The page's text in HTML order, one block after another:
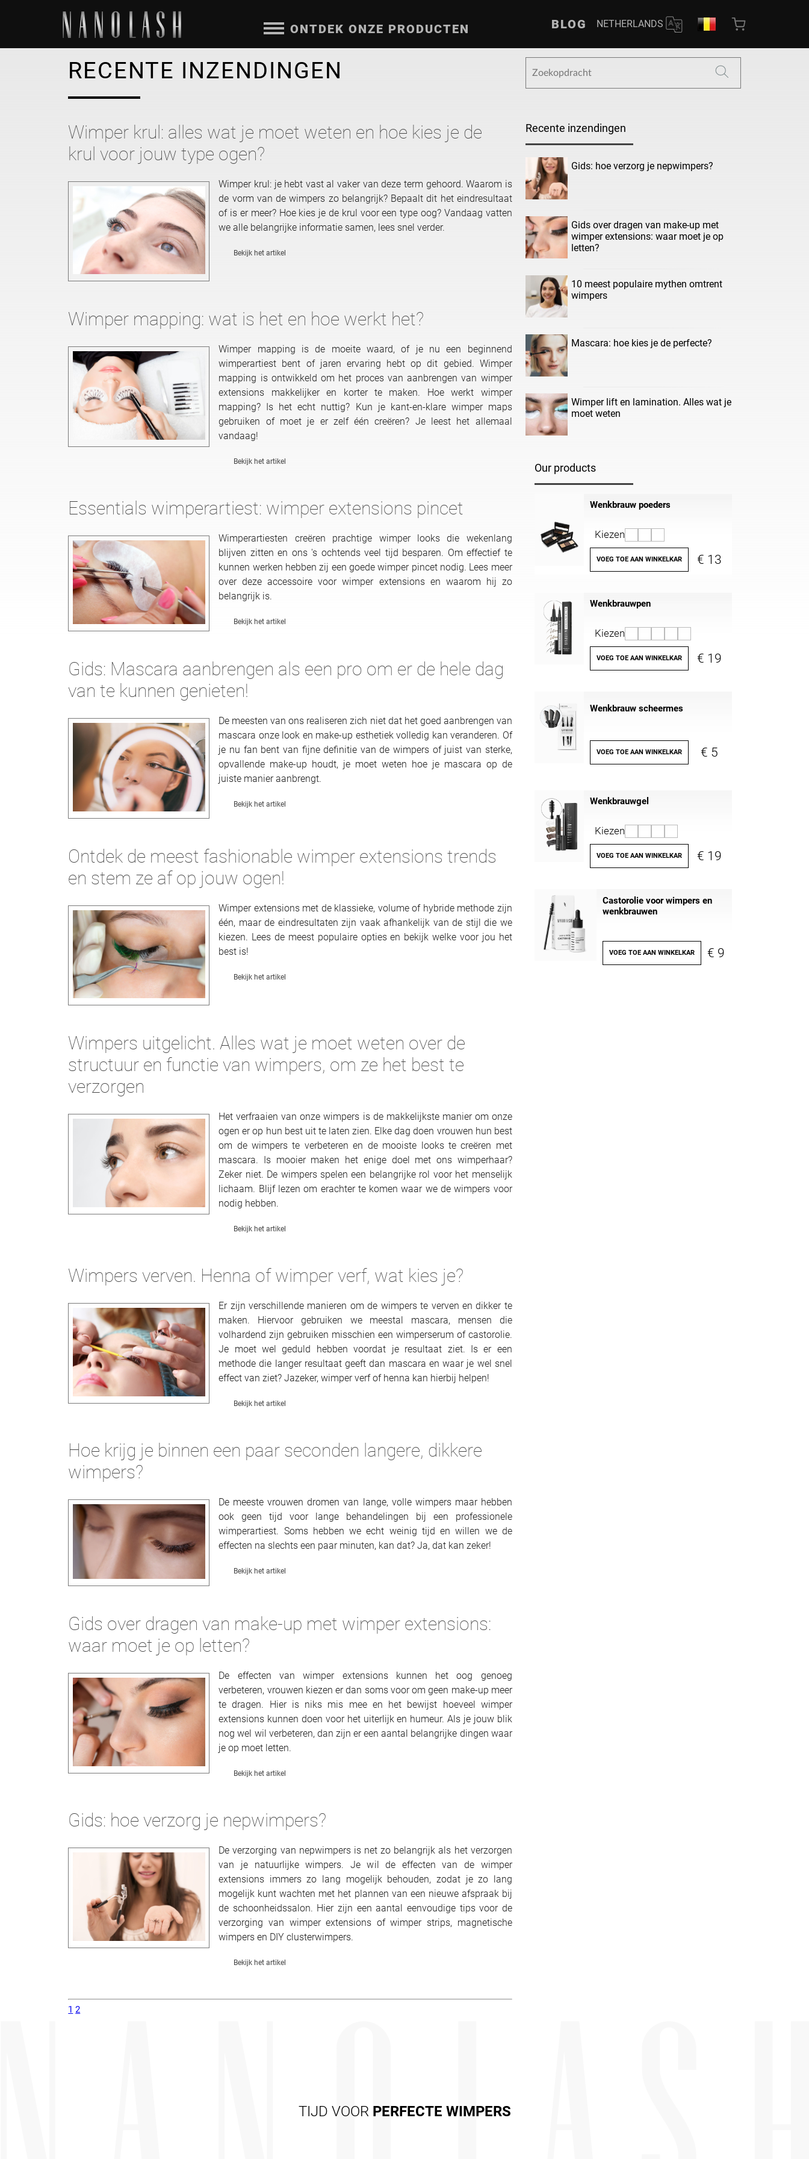
ONTDEK ONZE PRODUCTEN BLOG NETHERLANDS
RECENTE INZENDINGEN
Wimper krul: alles wat je moet weten en hoe kies je de
krul voor jouw type ogen?
Wimper krul: je hebt vast al vaker van deze term gehoord. Waarom is
de vorm van de wimpers zo belangrijk? Bepaalt dit het eindresultaat
of is er meer? Hoe kies je de krul voor een type oog? Vandaag vatten
we alle belangrijke informatie samen, lees snel verder.
Bekijk het artikel
Wimper mapping: wat is het en hoe werkt het?
Wimper mapping is de moeite waard, of je nu een beginnend
wimperartiest bent of jaren ervaring hebt op dit gebied. Wimper
mapping is ontwikkeld om het proces van aanbrengen van wimper
extensions makkelijker en korter te maken. Hoe werkt wimper
mapping? Is het echt nuttig? Kun je kant-en-klare wimper maps
gebruiken of moet je er zelf één creëren? Je leest het allemaal
vandaag!
Bekijk het artikel
Essentials wimperartiest: wimper extensions pincet
Wimperartiesten creëren prachtige wimper looks die wekenlang
blijven zitten en ons 's ochtends veel tijd besparen. Om effectief te
kunnen werken hebben zij een goede wimper pincet nodig. Lees meer
over deze accessoire voor wimper extensions en waarom hij zo
belangrijk is.
Bekijk het artikel
Gids: Mascara aanbrengen als een pro om er de hele dag
van te kunnen genieten!
De meesten van ons realiseren zich niet dat het goed aanbrengen van
mascara onze look en make-up esthetiek volledig kan veranderen. Of
je nu fan bent van fijne definitie van de wimpers of juist van sterke,
opvallende make-up houdt, je moet weten hoe je mascara op de
juiste manier aanbrengt.
Bekijk het artikel
Ontdek de meest fashionable wimper extensions trends
en stem ze af op jouw ogen!
Wimper extensions met de klassieke, volume of hybride methode zijn
één, maar de eindresultaten zijn vaak afhankelijk van de stijl die we
kiezen. Lees de meest populaire opties en bekijk welke voor jou het
best is!
Bekijk het artikel
Wimpers uitgelicht. Alles wat je moet weten over de
structuur en functie van wimpers, om ze het best te
verzorgen
Het verfraaien van onze wimpers is de makkelijkste manier om onze
ogen er op hun best uit te laten zien. Elke dag doen vrouwen hun best
om de wimpers te verbeteren en de mooiste looks te creëren met
mascara. Is mooier maken het enige doel met ons wimperhaar?
Zeker niet. De wimpers spelen een belangrijke rol voor het menselijk
lichaam. Blijf lezen om erachter te komen waar we de wimpers voor
nodig hebben.
Bekijk het artikel
Wimpers verven. Henna of wimper verf, wat kies je?
Er zijn verschillende manieren om de wimpers te verven en dikker te
maken. Hiervoor gebruiken we meestal mascara, mensen die
volhardend zijn gebruiken misschien een wimperserum of castorolie.
Je moet wel geduld hebben voordat je resultaat ziet. Is er een
methode die langer resultaat geeft dan mascara en waar je wel snel
effect van ziet? Jazeker, wimper verf of henna kan hierbij helpen!
Bekijk het artikel
Hoe krijg je binnen een paar seconden langere, dikkere
wimpers?
De meeste vrouwen dromen van lange, volle wimpers maar hebben
ook geen tijd voor lange behandelingen bij een professionele
wimperartiest. Soms hebben we echt weinig tijd en willen we de
effecten na slechts een paar minuten, kan dat? Ja, dat kan zeker!
Bekijk het artikel
Gids over dragen van make-up met wimper extensions:
waar moet je op letten?
De effecten van wimper extensions kunnen het oog genoeg
verbeteren, vrouwen kiezen er dan soms voor om geen make-up meer
te dragen. Hier is niks mis mee en het bewijst hoeveel wimper
extensions kunnen doen voor het uiterlijk en humeur. Als je jouw blik
nog wel wil verbeteren, dan zijn er een aantal belangrijke dingen waar
je op moet letten.
Bekijk het artikel
Gids: hoe verzorg je nepwimpers?
De verzorging van nepwimpers is net zo belangrijk als het verzorgen
van je natuurlijke wimpers. Je wil de effecten van de wimper
extensions immers zo lang mogelijk behouden, zodat je zo lang
mogelijk kunt wachten met het plannen van een nieuwe afspraak bij
de schoonheidssalon. Hier zijn een aantal eenvoudige tips voor de
verzorging van wimper extensions of wimper strips, magnetische
wimpers en DIY clusterwimpers.
Bekijk het artikel
1 2
Recente inzendingen
Gids: hoe verzorg je nepwimpers?
Gids over dragen van make-up met
wimper extensions: waar moet je op
letten?
10 meest populaire mythen omtrent
wimpers
Mascara: hoe kies je de perfecte?
Wimper lift en lamination. Alles wat je
moet weten
Our products
Wenkbrauw poeders
Kiezen
VOEG TOE AAN WINKELKAR € 13
Wenkbrauwpen
Kiezen
VOEG TOE AAN WINKELKAR € 19
Wenkbrauw scheermes
VOEG TOE AAN WINKELKAR € 5
Wenkbrauwgel
Kiezen
VOEG TOE AAN WINKELKAR € 19
Castorolie voor wimpers en
wenkbrauwen
VOEG TOE AAN WINKELKAR € 9
TIJD VOOR PERFECTE WIMPERS